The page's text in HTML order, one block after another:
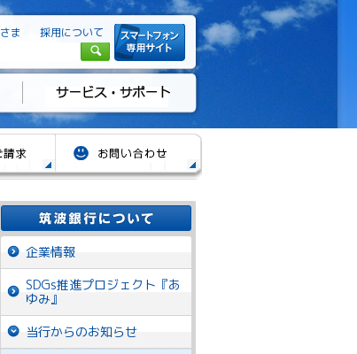
ま 採用について
企業情報
SDGs推進プロジェクト『あ
ゆみ』
当行からのお知らせ